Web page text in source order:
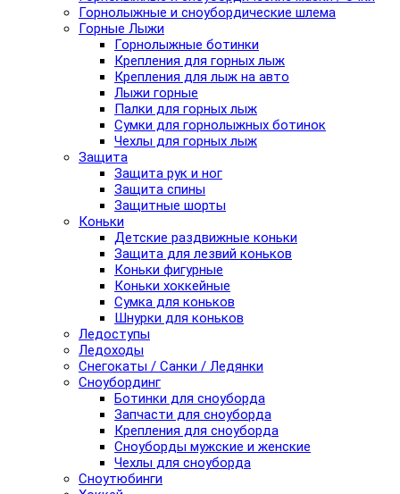
Горнолыжные и сноубордические шлема
Горные Лыжи
Горнолыжные ботинки
Крепления для горных лыж
Крепления для лыж на авто
Лыжи горные
Палки для горных лыж
Сумки для горнолыжных ботинок
Чехлы для горных лыж
Защита
Защита рук и ног
Защита спины
Защитные шорты
Коньки
Детские раздвижные коньки
Защита для лезвий коньков
Коньки фигурные
Коньки хоккейные
Сумка для коньков
Шнурки для коньков
Ледоступы
Ледоходы
Снегокаты / Санки / Ледянки
Сноубординг
Ботинки для сноуборда
Запчасти для сноуборда
Крепления для сноуборда
Сноуборды мужские и женские
Чехлы для сноуборда
Сноутюбинги